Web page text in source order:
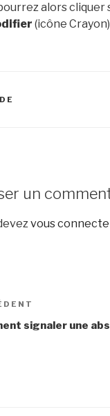
alors cliquer
(icône
un
vous
signaler une